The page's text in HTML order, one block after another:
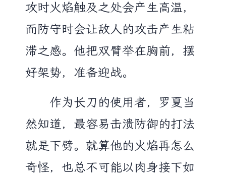
攻时火焰触及之处会产生高温，
而防守时会让敌人的攻击产生粘
滞之感。他把双臂举在胸前，摆
好架势，准备迎战。
作为长刀的使用者，罗夏当
然知道，最容易击溃防御的打法
就是下劈。就算他的火焰再怎么
奇怪，也总不可能以肉身接下如